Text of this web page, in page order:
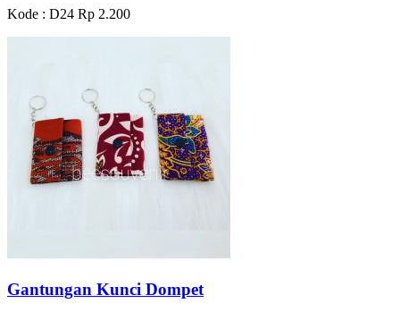
Kode : D24 Rp 2.200
Gantungan Kunci Dompet